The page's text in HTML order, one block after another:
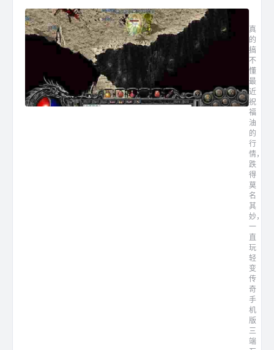
真
的
搞
不
懂
最
近
祝
福
油
的
行
情，
跌
得
莫
名
其
妙，
一
直
玩
轻
变
传
奇
手
机
版
三
端